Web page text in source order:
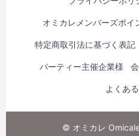
オミカレメンバーズポイ
特定商取引法に基づく表記
パーティー主催企業様
よくあ
© オミカレ